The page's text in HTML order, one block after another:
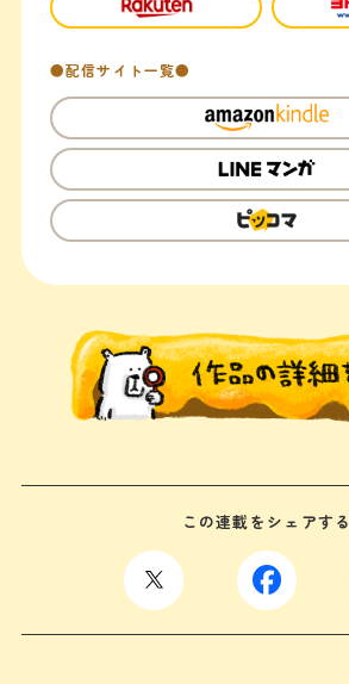
●配信サイト一覧●
この連載をシェアする